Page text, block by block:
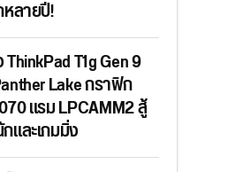
หลายปี!
T1g Gen 9
Lake กราฟิก
แรม LPCAMM2 สู้
และเกมมิ่ง